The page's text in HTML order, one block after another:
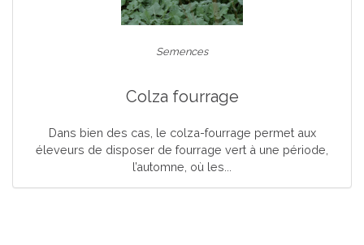
Semences
Colza fourrage
Dans bien des cas, le colza-fourrage permet aux
éleveurs de disposer de fourrage vert à une période,
l’automne, où les...